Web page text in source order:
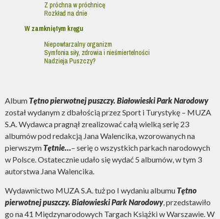
Z próchna w próchnicę
Rozkład na dnie
W zamkniętym kręgu
Niepowtarzalny organizm
Symfonia siły, zdrowia i nieśmiertelności
Nadzieja Puszczy?
Album Tętno pierwotnej puszczy. Białowieski Park Narodowy
został wydanym z dbałością przez Sport i Turystykę – MUZA
S.A. Wydawca pragnął zrealizować całą wielką serię 23
albumów pod redakcją Jana Walencika, wzorowanych na
pierwszym Tętnie…– serię o wszystkich parkach narodowych
w Polsce. Ostatecznie udało się wydać 5 albumów, w tym 3
autorstwa Jana Walencika.
Wydawnictwo MUZA S.A. tuż po I wydaniu albumu Tętno
pierwotnej puszczy. Białowieski Park Narodowy, przedstawiło
go na 41 Międzynarodowych Targach Książki w Warszawie. W